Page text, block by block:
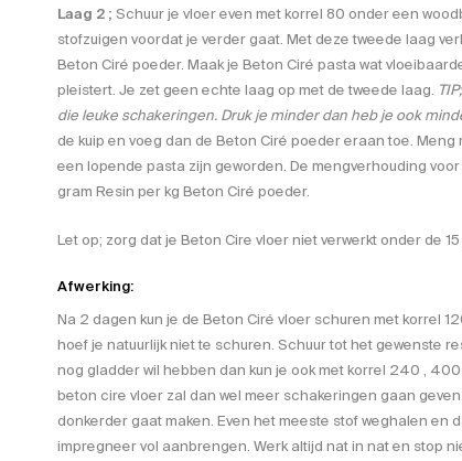
Laag 2 ; Schuur je vloer even met korrel 80 onder een
stofzuigen voordat je verder gaat. Met deze tweede laag
Beton Ciré poeder. Maak je Beton Ciré pasta wat
pleistert. Je zet geen echte laag op met de tweede laag.
die leuke schakeringen. Druk je minder dan heb je ook
de kuip en voeg dan de Beton Ciré poeder eraan toe.
een lopende pasta zijn geworden. De mengverhouding
gram Resin per kg Beton Ciré poeder.
Let op; zorg dat je Beton Cire vloer niet verwerkt onder de
Afwerking:
Na 2 dagen kun je de Beton Ciré vloer schuren met korrel
hoef je natuurlijk niet te schuren. Schuur tot het gewenste
nog gladder wil hebben dan kun je ook met korrel 240 ,
beton cire vloer zal dan wel meer schakeringen gaan
donkerder gaat maken. Even het meeste stof weghalen en
impregneer vol aanbrengen. Werk altijd nat in nat en stop